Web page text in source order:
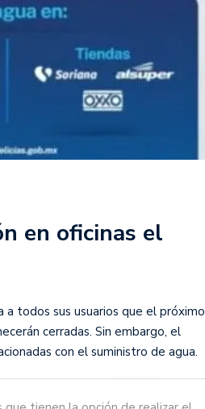
en oficinas el
a todos sus usuarios que el próximo
cerradas. Sin embargo, el
con el suministro de agua.